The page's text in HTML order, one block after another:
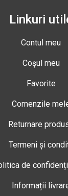
Linkuri
Contul meu
Coșul meu
Favorite
Comenzile
Returnare
Termeni și
de
Informații